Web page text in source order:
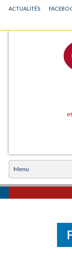
GO
ACTUALITÉS
Chambre des Métiers
to